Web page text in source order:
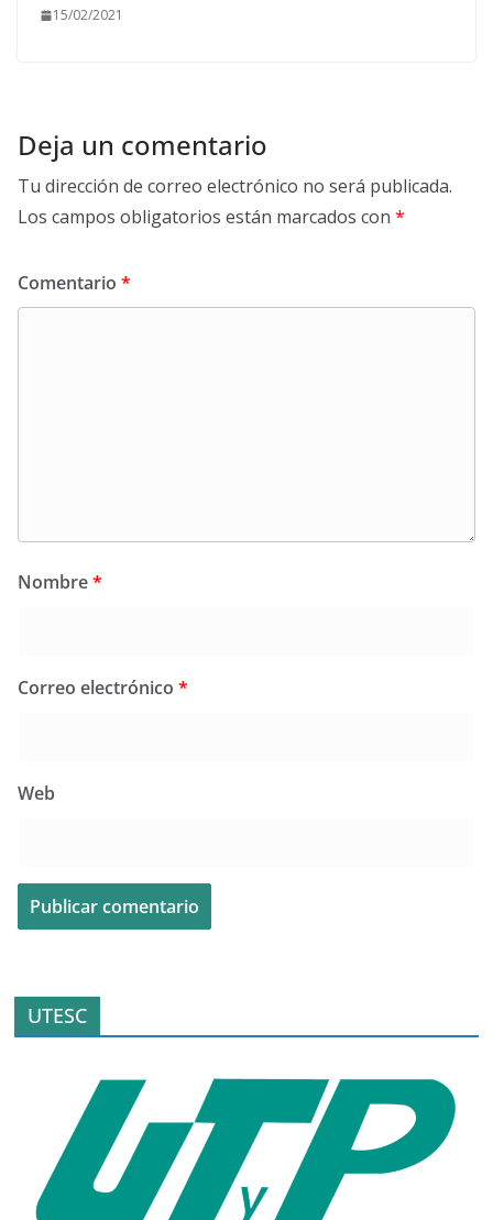
15/02/2021
Deja un comentario
Tu dirección de correo electrónico no será publicada.
Los campos obligatorios están marcados con *
Comentario *
Nombre*
Correo electrónico *
Web
UTESC